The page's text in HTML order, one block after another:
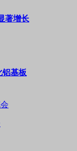
著增长
铝基板